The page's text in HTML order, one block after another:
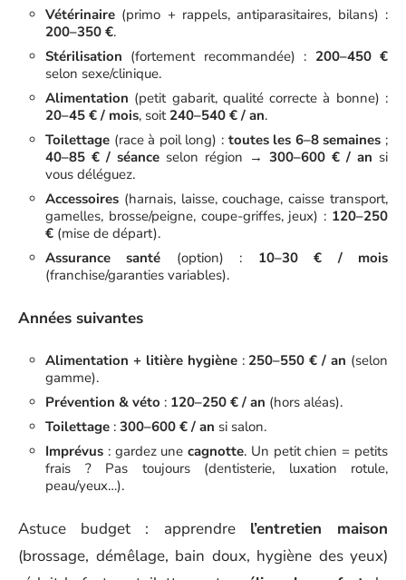
Vétérinaire (primo + rappels, antiparasitaires, bilans) :
200–350 €.
Stérilisation (fortement recommandée) : 200–450 €
selon sexe/clinique.
Alimentation (petit gabarit, qualité correcte à bonne) :
20–45 € / mois, soit 240–540 € / an.
Toilettage (race à poil long) : toutes les 6–8 semaines ;
40–85 € / séance selon région → 300–600 € / an si
vous déléguez.
Accessoires (harnais, laisse, couchage, caisse transport,
gamelles, brosse/peigne, coupe-griffes, jeux) : 120–250
€ (mise de départ).
Assurance santé (option) : 10–30 € / mois
(franchise/garanties variables).
Années suivantes
Alimentation + litière hygiène: 250–550 € / an (selon
gamme).
Prévention & véto : 120–250 € / an (hors aléas).
Toilettage : 300–600 € / an si salon.
Imprévus : gardez unecagnotte. Un petit chien = petits
frais ? Pas toujours (dentisterie, luxation rotule,
peau/yeux…).
Astuce budget : apprendre l’entretien maison
(brossage, démêlage, bain doux, hygiène des yeux)